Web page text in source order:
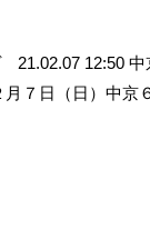
21.02.07 12:50
月７日（日）中京